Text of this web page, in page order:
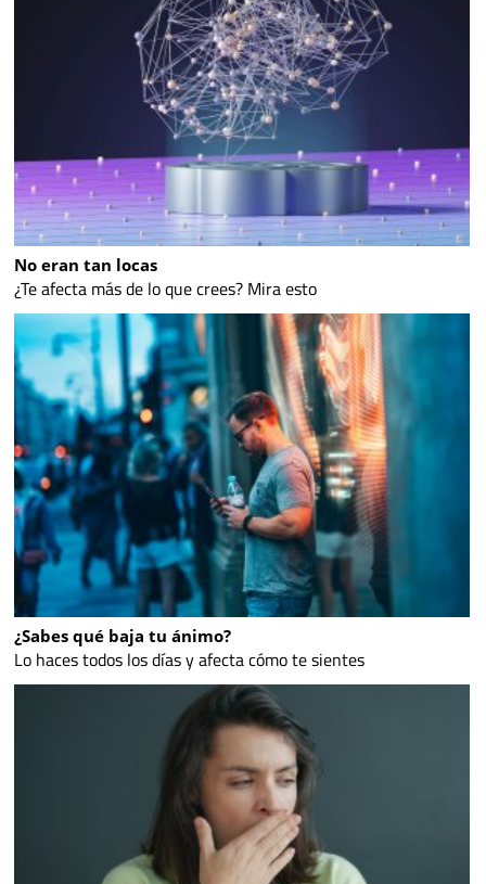
No eran tan locas
¿Te afecta más de lo que crees? Mira esto
¿Sabes qué baja tu ánimo?
Lo haces todos los días y afecta cómo te sientes